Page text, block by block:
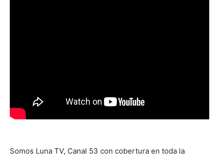
Somos Luna TV, Canal 53 con cobertura en toda la